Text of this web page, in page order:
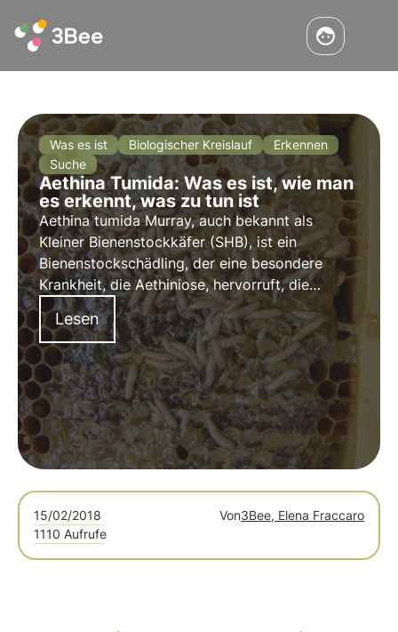
Was es ist Biologischer Kreislauf
Erkennen
Suche
Aethina Tumida: Was es ist, wie man
es erkennt, was zu tun ist
Aethina tumida Murray, auch bekannt als
Kleiner Bienenstockkäfer (SHB), ist ein
Bienenstockschädling, der eine besondere
Krankheit, die Aethiniose, hervorruft, die
gemeldet werden muss. Dieser Parasit stammt
aus Südafrika und ist in einigen Gebieten des
Kontinents
Lesen
15/02/2018 Von3Bee, Elena Fraccaro
1110 Aufrufe